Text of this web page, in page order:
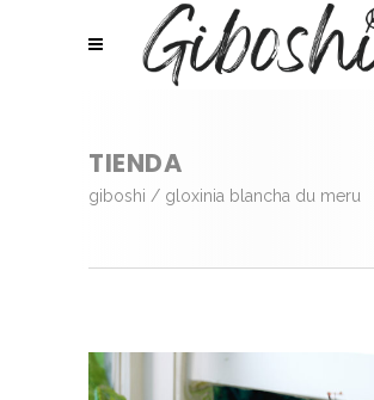
TIENDA
giboshi / gloxinia blancha du meru